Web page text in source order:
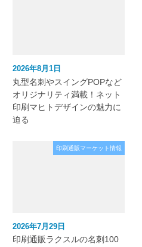
2026年8月1日
丸型名刺やスイングPOPなど
オリジナリティ満載！ネット
印刷マヒトデザインの魅力に
迫る
印刷通販マーケット情報
2026年7月29日
印刷通販ラクスルの名刺100